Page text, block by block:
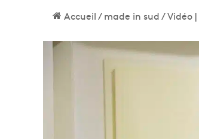
Accueil/made in sud/Vidéo